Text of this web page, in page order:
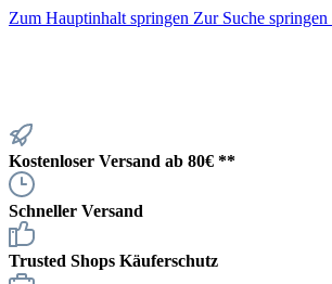
Zum Hauptinhalt springen Zur Suche springen
Kostenloser Versand ab 80€ **
Schneller Versand
Trusted Shops Käuferschutz